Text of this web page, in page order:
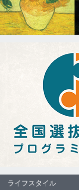
ライフスタイル